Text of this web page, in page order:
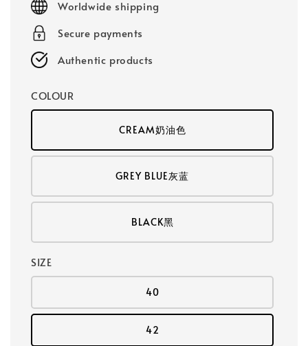
Worldwide shipping
Secure payments
Authentic products
COLOUR
CREAM奶油色
GREY BLUE灰蓝
BLACK黑
SIZE
40
42